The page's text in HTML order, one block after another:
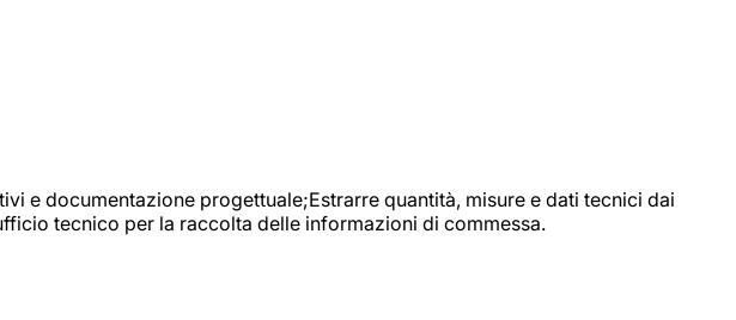
e documentazione progettuale;Estrarre quantità, misure e dati tecnici dai
tecnico per la raccolta delle informazioni di commessa.